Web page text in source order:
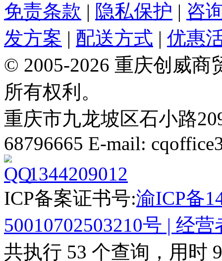
免责条款 | 隐私保护 | 咨
发方案 | 配送方式 | 优惠
© 2005-2026 重庆创威
所有权利。
重庆市九龙坡区石小路
68796665 E-mail:
1344209012
ICP备案证书号:渝ICP备
50010702503210号 | 经营
共执行 53 个查询，用时